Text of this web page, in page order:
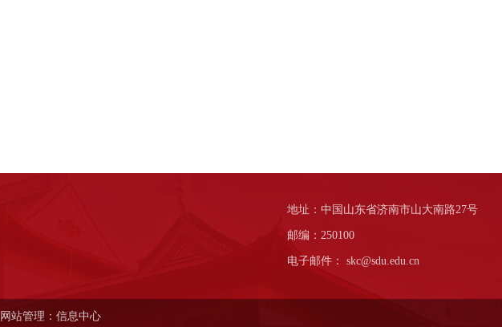
地址：中国山东省济南市山大南路27号
邮编：250100
电子邮件： skc@sdu.edu.cn
站管理：信息中心